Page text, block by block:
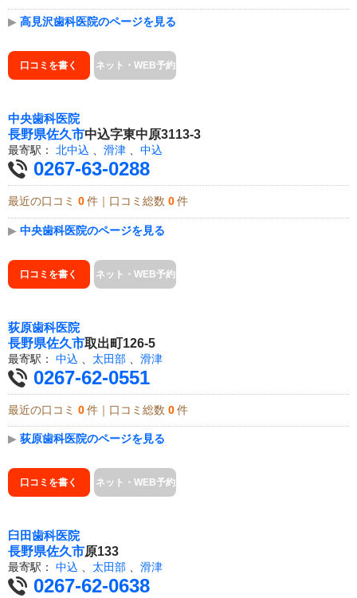
▶ 高見沢歯科医院のページを見る
口コミを書く ネット・WEB予約
中央歯科医院
長野県佐久市中込字東中原3113-3
最寄駅： 北中込 滑津 中込
0267-63-0288
最近の口コミ 0 件｜口コミ総数 0 件
▶ 中央歯科医院のページを見る
口コミを書く ネット・WEB予約
荻原歯科医院
長野県佐久市取出町126-5
最寄駅： 中込 太田部 滑津
0267-62-0551
最近の口コミ 0 件｜口コミ総数 0 件
▶ 荻原歯科医院のページを見る
口コミを書く ネット・WEB予約
臼田歯科医院
長野県佐久市原133
最寄駅： 中込 、 太田部 、 滑津
0267-62-0638